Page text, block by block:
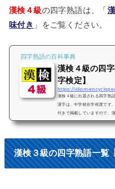
漢検４級の四字熟語は、「
味付き 」をご覧ください。
四字熟語の百科事典
漢検４級の四
字検定】
https://idiom-
漢検４級に出題される四字熟
漢字は、中学校在学程度です
付きで掲載していますので、
他の級はこちらをご覧くださ
んきえん】人と人との関係で
れは不思議な因縁によるもの
漢検３級の四字熟語一覧